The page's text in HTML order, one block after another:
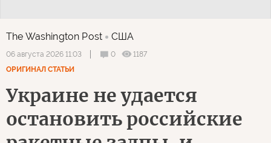
The Washington Post США
06 августа 2026 11:03 0
1187
ОРИГИНАЛ СТАТЬИ
Украине не удается
остановить российские